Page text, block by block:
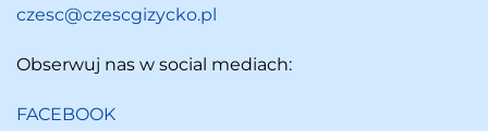
czesc@czescgizycko.pl
Obserwuj nas w social mediach:
FACEBOOK